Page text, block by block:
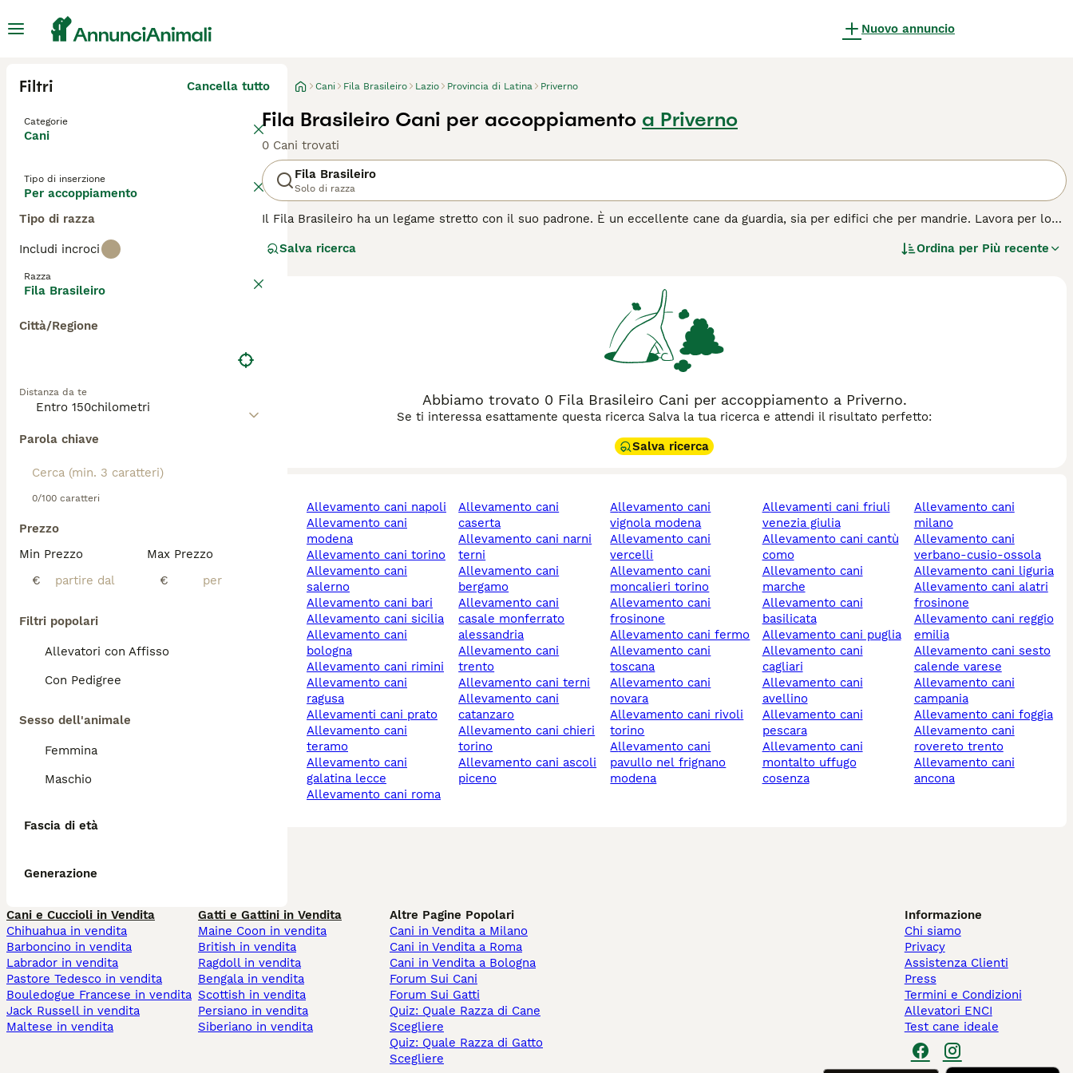
Nuovo annuncio
Filtri Cancella tutto
Categorie
Cani
Tipo di inserzione
Per accoppiamento
Tipo di razza
Includi incroci
Razza
Fila Brasileiro
Città/Regione
Distanza da te
Parola chiave
0/100 caratteri
Prezzo
Min Prezzo
€
Max Prezzo
€
Filtri popolari
Allevatori con Affisso
Con Pedigree
Sesso dell'animale
Femmina
Maschio
Fascia di età
Generazione
Cani Fila Brasileiro Lazio Provincia di Latina Priverno
Fila Brasileiro Cani per accoppiamento a Priverno
0 Cani trovati
Fila Brasileiro
Solo di razza
Il Fila Brasileiro ha un legame stretto con il suo padrone. È un eccellente cane da guardia, sia per edifici che per mandrie. Lavora per lo
fedeltà. Non amano molto gli estranei, e possono reagire con aggressività o evitare il contatto. Hanno inoltre un forte senso del territorio,
un proprietario inesperto o alle prime armi. Leggi la nostra pagina di consigli sull'
Salva ricerca Ordina per Più recente
Abbiamo trovato 0 Fila Brasileiro Cani per accoppiamento a Priverno.
Se ti interessa esattamente questa ricerca Salva la tua ricerca e attendi il risultato perfetto:
Salva ricerca
allevamento cani napoli
allevamento cani
modena
allevamento cani torino
allevamento cani
salerno
allevamento cani bari
allevamento cani sicilia
allevamento cani
bologna
allevamento cani rimini
allevamento cani
ragusa
allevamenti cani prato
allevamento cani
teramo
allevamento cani
galatina lecce
allevamento cani roma
allevamento cani
caserta
allevamento cani narni
terni
allevamento cani
bergamo
allevamento cani
casale monferrato
alessandria
allevamento cani
trento
allevamento cani terni
allevamento cani
catanzaro
allevamento cani chieri
torino
allevamento cani ascoli
piceno
allevamento cani
vignola modena
allevamento cani
vercelli
allevamento cani
moncalieri torino
allevamento cani
frosinone
allevamento cani fermo
allevamento cani
toscana
allevamento cani
novara
allevamento cani rivoli
torino
allevamento cani
pavullo nel frignano
modena
allevamenti cani friuli
venezia giulia
allevamento cani cantù
como
allevamento cani
marche
allevamento cani
basilicata
allevamento cani puglia
allevamento cani
cagliari
allevamento cani
avellino
allevamento cani
pescara
allevamento cani
montalto uffugo
cosenza
allevamento cani
milano
allevamento cani
verbano-cusio-ossola
allevamento cani liguria
allevamento cani alatri
frosinone
allevamento cani reggio
emilia
allevamento cani sesto
calende varese
allevamento cani
campania
allevamento cani foggia
allevamento cani
rovereto trento
allevamento cani
ancona
Cani e Cuccioli in Vendita
Chihuahua in vendita
Barboncino in vendita
Labrador in vendita
Pastore Tedesco in vendita
Bouledogue Francese in vendita
Jack Russell in vendita
Maltese in vendita
Gatti e Gattini in Vendita
Maine Coon in vendita
British in vendita
Ragdoll in vendita
Bengala in vendita
Scottish in vendita
Persiano in vendita
Siberiano in vendita
Altre Pagine Popolari
Cani in Vendita a Milano
Cani in Vendita a Roma
Cani in Vendita a Bologna
Forum Sui Cani
Forum Sui Gatti
Quiz: Quale Razza di Cane
Scegliere
Quiz: Quale Razza di Gatto
Scegliere
Informazione
Chi siamo
Privacy
Assistenza Clienti
Press
Termini e Condizioni
Allevatori ENCI
Test cane ideale